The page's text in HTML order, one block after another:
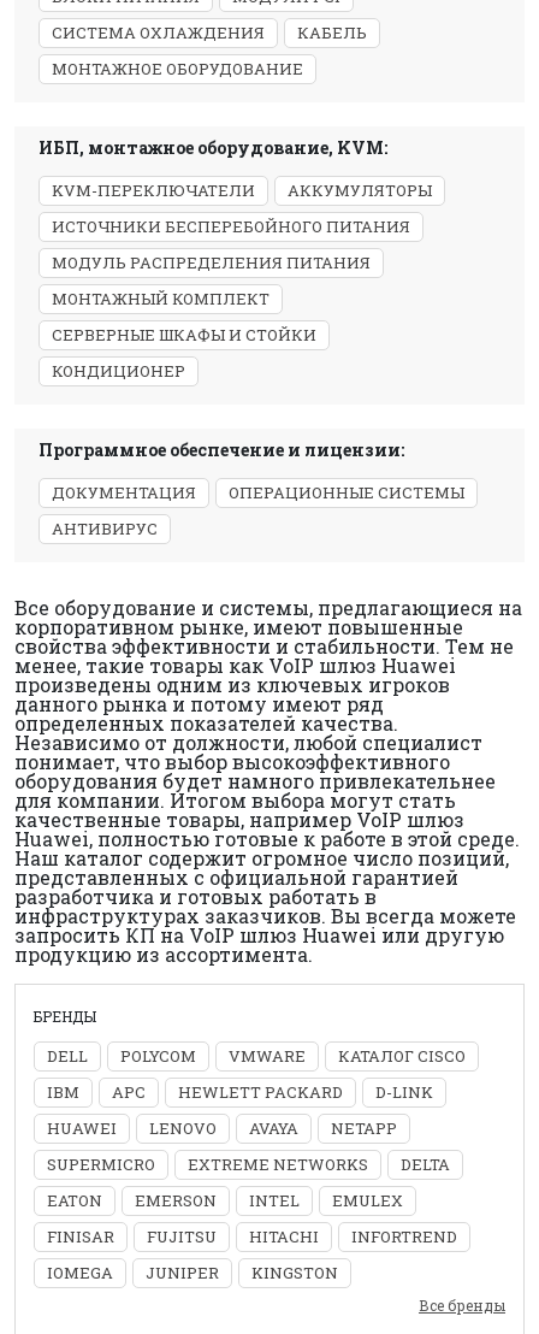
СИСТЕМА ОХЛАЖДЕНИЯ
КАБЕЛЬ
МОНТАЖНОЕ ОБОРУДОВАНИЕ
ИБП, монтажное оборудование, KVM:
KVM-ПЕРЕКЛЮЧАТЕЛИ
АККУМУЛЯТОРЫ
ИСТОЧНИКИ БЕСПЕРЕБОЙНОГО ПИТАНИЯ
МОДУЛЬ РАСПРЕДЕЛЕНИЯ ПИТАНИЯ
МОНТАЖНЫЙ КОМПЛЕКТ
СЕРВЕРНЫЕ ШКАФЫ И СТОЙКИ
КОНДИЦИОНЕР
Программное обеспечение и лицензии:
ДОКУМЕНТАЦИЯ
ОПЕРАЦИОННЫЕ СИСТЕМЫ
АНТИВИРУС
Все оборудование и системы, предлагающиеся на
корпоративном рынке, имеют повышенные
свойства эффективности и стабильности. Тем не
менее, такие товары как VoIP шлюз Huawei
произведены одним из ключевых игроков
данного рынка и потому имеют ряд
определенных показателей качества.
Независимо от должности, любой специалист
понимает, что выбор высокоэффективного
оборудования будет намного привлекательнее
для компании. Итогом выбора могут стать
качественные товары, например VoIP шлюз
Huawei, полностью готовые к работе в этой среде.
Наш каталог содержит огромное число позиций,
представленных с официальной гарантией
разработчика и готовых работать в
инфраструктурах заказчиков. Вы всегда можете
запросить КП на VoIP шлюз Huawei или другую
продукцию из ассортимента.
БРЕНДЫ
DELL POLYCOM VMWARE
КАТАЛОГ CISCO
IBM
APC HEWLETT PACKARD
D-LINK
HUAWEI
LENOVO AVAYA
NETAPP
SUPERMICRO
EXTREME NETWORKS
DELTA
EATON
EMERSON INTEL
EMULEX
FINISAR
FUJITSU HITACHI
INFORTREND
IOMEGA
JUNIPER KINGSTON
Все бренды